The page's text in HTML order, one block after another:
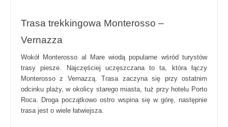
Trasa trekkingowa Monterosso –
Vernazza
Wokół Monterosso al Mare wiodą popularne wśród turystów
trasy piesze. Najczęściej uczęszczana to ta, która łączy
Monterosso z Vernazzą. Trasa zaczyna się przy ostatnim
odcinku plaży, w okolicy starego miasta, tuż przy hotelu Porto
Roca. Droga początkowo ostro wspina się w górę, następnie
trasa jest o wiele łatwiejsza.